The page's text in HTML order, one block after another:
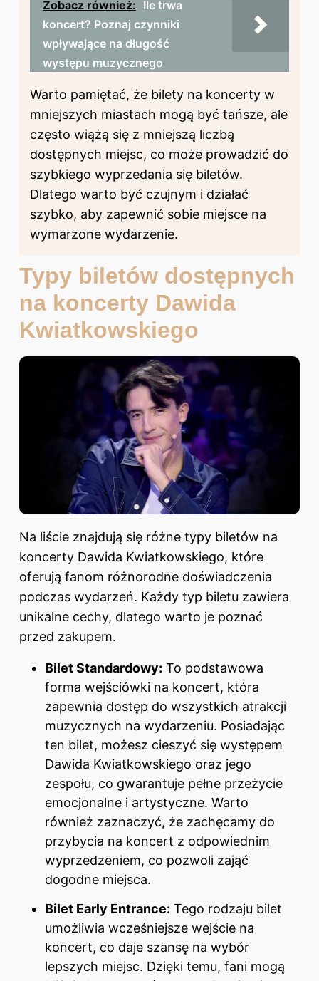
Zobacz również: Ile trwa
koncert? Poznaj czynniki
wpływające na długość
występu muzycznego
Warto pamiętać, że bilety na koncerty w
mniejszych miastach mogą być tańsze, ale
często wiążą się z mniejszą liczbą
dostępnych miejsc, co może prowadzić do
szybkiego wyprzedania się biletów.
Dlatego warto być czujnym i działać
szybko, aby zapewnić sobie miejsce na
wymarzone wydarzenie.
Typy biletów dostępnych
na koncerty Dawida
Kwiatkowskiego
Na liście znajdują się różne typy biletów na
koncerty Dawida Kwiatkowskiego, które
oferują fanom różnorodne doświadczenia
podczas wydarzeń. Każdy typ biletu zawiera
unikalne cechy, dlatego warto je poznać
przed zakupem.
Bilet Standardowy: To podstawowa
forma wejściówki na koncert, która
zapewnia dostęp do wszystkich atrakcji
muzycznych na wydarzeniu. Posiadając
ten bilet, możesz cieszyć się występem
Dawida Kwiatkowskiego oraz jego
zespołu, co gwarantuje pełne przeżycie
emocjonalne i artystyczne. Warto
również zaznaczyć, że zachęcamy do
przybycia na koncert z odpowiednim
wyprzedzeniem, co pozwoli zająć
dogodne miejsca.
Bilet Early Entrance: Tego rodzaju bilet
umożliwia wcześniejsze wejście na
koncert, co daje szansę na wybór
lepszych miejsc. Dzięki temu, fani mogą